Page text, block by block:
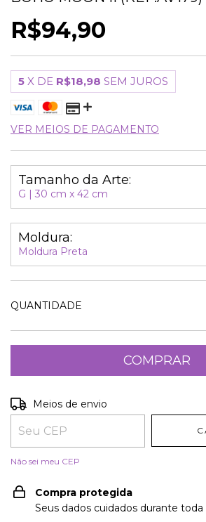
R$94,90
5 X DE R$18,98 SEM JUROS
VER MEIOS DE PAGAMENTO
Tamanho da Arte:
G | 30 cm x 42 cm
Moldura:
Moldura Preta
QUANTIDADE
Entregas para o CEP:
Meios de envio
Não sei meu CEP
Compra protegida
Seus dados cuidados durante toda